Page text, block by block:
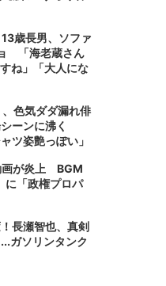
歳長男、ソファ
「海老蔵さん
ね」「大人にな
色気ダダ漏れ俳
シーンに沸く
ツ姿艶っぽい」
画が炎上 BGM
に「政権プロパ
長瀬智也、真剣
ガソリンタンク